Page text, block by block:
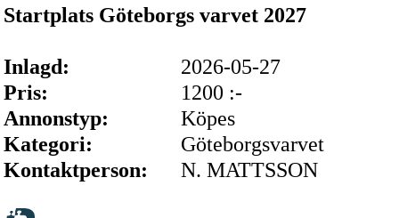
Startplats Göteborgs varvet 2027
Inlagd:
2026-05-27
Pris:
1200 :-
Annonstyp:
Köpes
Kategori:
Göteborgsvarvet
Kontaktperson:
N. MATTSSON